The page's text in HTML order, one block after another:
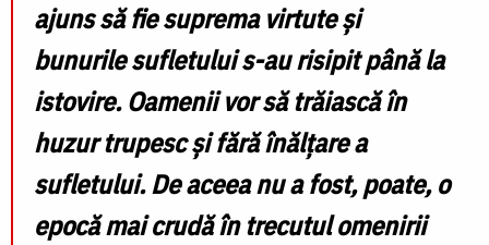
ajuns să fie suprema virtute și
bunurile sufletului s-au risipit până la
istovire. Oamenii vor să trăiască în
huzur trupesc și fără înălțare a
sufletului. De aceea nu a fost, poate, o
epocă mai crudă în trecutul omenirii